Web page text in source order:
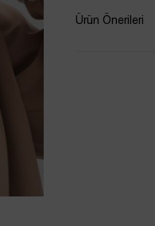
Ürün Önerileri